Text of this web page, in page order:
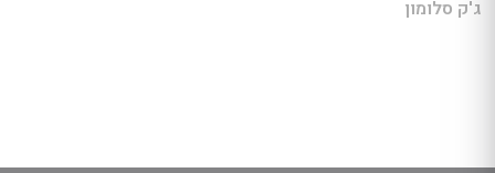
ג'ק סלומון